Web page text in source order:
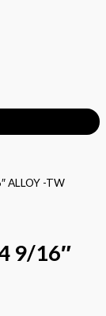
ALLOY -TW
9/16″